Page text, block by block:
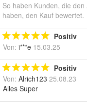
So haben Kunden, die
haben, den Kauf bewertet.
Positiv
Von: i***e 15.03.25
Positiv
Von: Alrich123 25.08.23
Alles Super